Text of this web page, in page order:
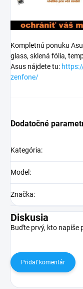
Kompletnú ponuku
glass, sklená fólia,
Asus nájdete tu:
zenfone/
Dodatočné
Kategória:
Model :
Značka:
Diskusia
Buďte prvý, kto napíše
Pridať komentár